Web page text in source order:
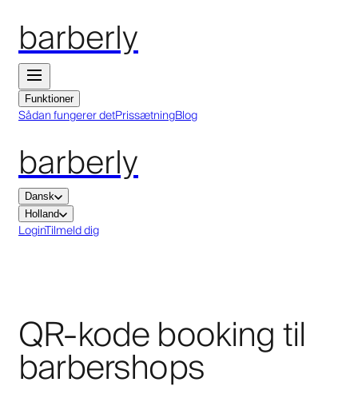
barberly
Funktioner
Sådan fungerer detPrissætningBlog
barberly
Dansk
Holland
LoginTilmeld dig
QR-kode booking til
barbershops